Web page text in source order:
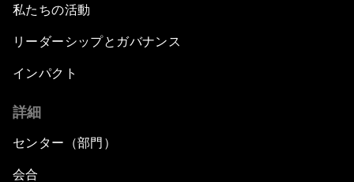
私たちの活動
リーダーシップとガバナンス
インパクト
詳細
センター（部門）
会合